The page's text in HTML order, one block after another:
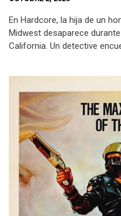
En Hardcore, la hija de un
Midwest desaparece
California. Un detective